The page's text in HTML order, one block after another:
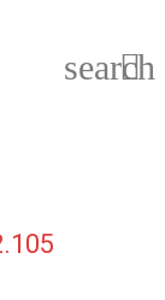

search